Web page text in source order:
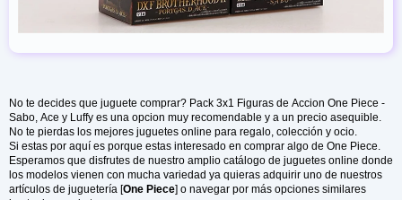
No te decides que juguete comprar? Pack 3x1 Figuras de Accion One Piece -
Sabo, Ace y Luffy es una opcion muy recomendable y a un precio asequible.
No te pierdas los mejores juguetes online para regalo, colección y ocio.
Si estas por aquí es porque estas interesado en comprar algo de One Piece.
Esperamos que disfrutes de nuestro amplio catálogo de juguetes online donde
los modelos vienen con mucha variedad ya quieras adquirir uno de nuestros
artículos de juguetería [One Piece] o navegar por más opciones similares